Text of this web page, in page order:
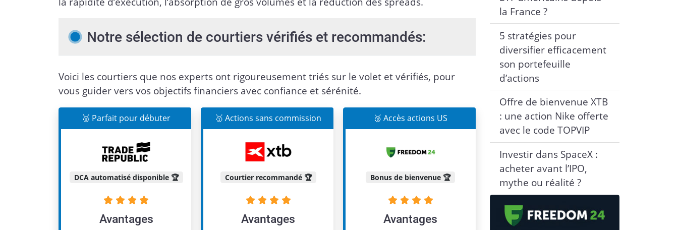
Notre sélection de courtiers vérifiés et recommandés:
Voici les courtiers que nos experts ont rigoureusement triés sur le volet et vérifiés, pour
vous guider vers vos objectifs financiers avec confiance et sérénité.
🥈 Parfait pour débuter
DCA automatisé disponible 🏆
Avantages
🥇 Actions sans commission
Courtier recommandé 🏆
Avantages
🥉 Accès actions US
Bonus de bienvenue 🏆
Avantages
la France ?
5 stratégies pour
diversifier efficacement
son portefeuille
d’actions
Offre de bienvenue XTB
: une action Nike offerte
avec le code TOPVIP
Investir dans SpaceX :
acheter avant l’IPO,
mythe ou réalité ?